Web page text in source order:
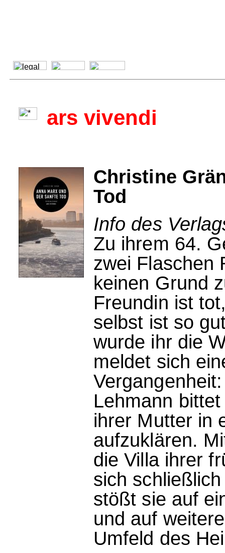
ars vivendi
Christine
Tod
Info des
Zu ihrem 64.
zwei Flaschen
keinen Grund
Freundin ist
selbst ist so
wurde ihr die
meldet sich
Lehmann
ihrer Mutter in
aufzuklären.
die Villa ihrer
sich
stößt sie auf
und auf
Umfeld des